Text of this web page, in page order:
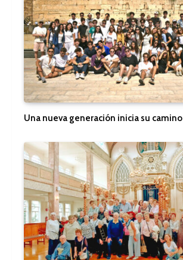
Una nueva generación inicia su